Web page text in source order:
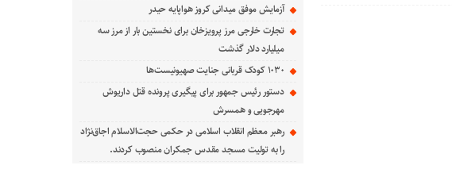
آزمایش موفق میدانی کروز هواپایه حیدر
تجارت خارجی مرز پرویزخان برای نخستین بار از مرز سه
میلیارد دلار گذشت
۱۰۳۰ کودک قربانی جنایت صهیونیست‌ها
دستور رئیس جمهور برای پیگیری پرونده قتل داریوش
مهرجویی و همسرش
رهبر معظم انقلاب اسلامی در حکمی حجت‌الاسلام اجاق‌نژاد
را به تولیت مسجد مقدس جمکران منصوب کردند.